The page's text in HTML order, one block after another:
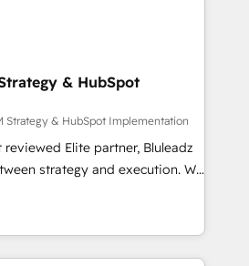
です。事業部・グループ会社・部
社共通基盤に再構築します。意
担当者に並走します。 1️⃣
援 顧客データの一元化から、
化まで。全Hub統合運用、デー
横断のCRM統合に対応します。
する組織への移行を設計・実装。
HubSpotと連携させ、役割定義・
& HubSpot
Strategy & HubSpot Implementation
Elite partner, Bluleadz
strategy and execution. We
— we install the GTM
OS) to align your leadership
that drives predictable